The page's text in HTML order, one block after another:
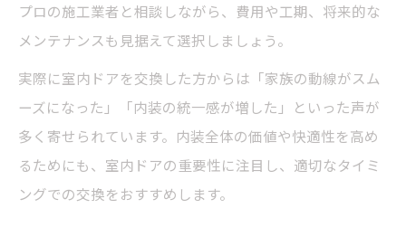
プロの施工業者と相談しながら、費用や工期、将来的な
メンテナンスも見据えて選択しましょう。
実際に室内ドアを交換した方からは「家族の動線がスム
ーズになった」「内装の統一感が増した」といった声が
多く寄せられています。内装全体の価値や快適性を高め
るためにも、室内ドアの重要性に注目し、適切なタイミ
ングでの交換をおすすめします。